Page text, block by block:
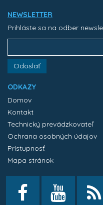
NEWSLETTER
Prihláste sa na odber
Odoslať
ODKAZY
Domov
Kontakt
Technický prevádzkovateľ
Ochrana osobných údajov
Prístupnosť
Mapa stránok